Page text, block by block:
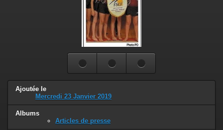
Ajoutée le
Mercredi 23 Janvier 2019
Albums
Articles de presse